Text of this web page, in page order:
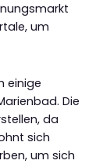
um
einige
Die
da
sich
um sich